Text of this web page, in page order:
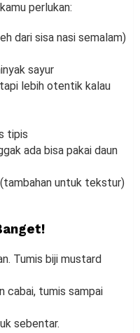
perlukan:
dari sisa nasi semalam)
sayur
lebih otentik kalau
tipis
ada bisa pakai daun
untuk tekstur)
Tumis biji mustard
cabai, tumis sampai
sebentar.